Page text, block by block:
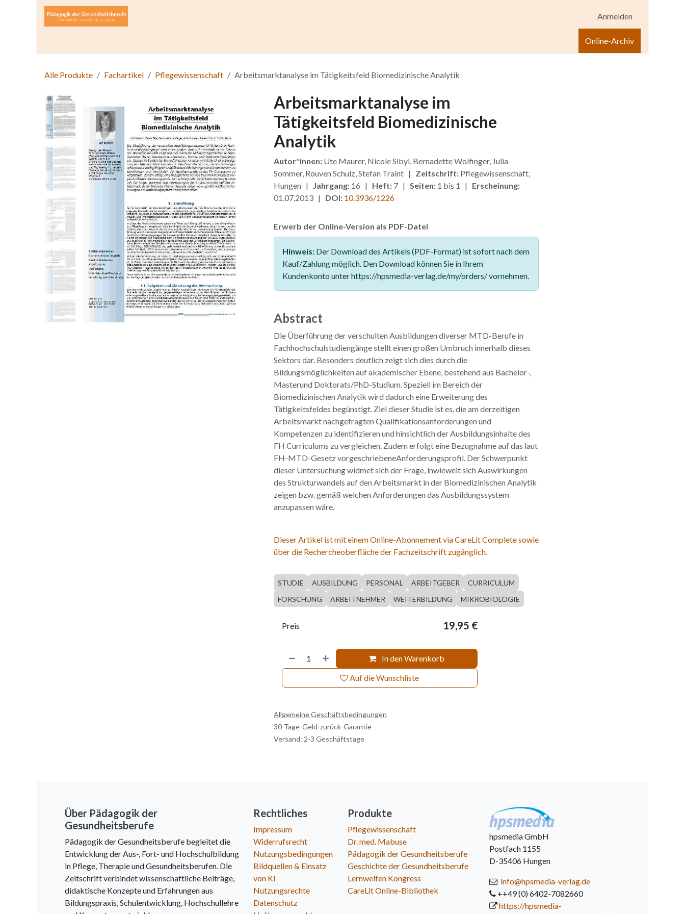
Zum Inhalt springen
Anmelden
Online-Archiv
Alle Produkte Fachartikel Pflegewissenschaft Arbeitsmarktanalyse im Tätigkeitsfeld Biomedizinische Analytik
Arbeitsmarktanalyse im
Tätigkeitsfeld Biomedizinische
Analytik
Autor*innen:Ute Maurer, Nicole Sibyl, Bernadette Wolfinger, Julia
Sommer, Rouven Schulz, Stefan Traint | Zeitschrift:Pflegewissenschaft,
Hungen | Jahrgang:16 | Heft:7 | Seiten:1 bis 1 | Erscheinung:
01.07.2013 | DOI: 10.3936/1226
Erwerb der Online-Version als PDF-Datei
Hinweis:Der Download des Artikels (PDF-Format) ist sofort nach dem
Kauf/Zahlung möglich. Den Download können Sie in Ihrem
Kundenkonto unter https://hpsmedia-verlag.de/my/orders/ vornehmen.
Abstract
Die Überführung der verschulten Ausbildungen diverser MTD-Berufe in
Fachhochschulstudiengänge stellt einen großen Umbruch innerhalb dieses
Sektors dar. Besonders deutlich zeigt sich dies durch die
Bildungsmöglichkeiten auf akademischer Ebene, bestehend aus Bachelor-,
Masterund Doktorats/PhD-Studium. Speziell im Bereich der
Biomedizinischen Analytik wird dadurch eine Erweiterung des
Tätigkeitsfeldes begünstigt. Ziel dieser Studie ist es, die am derzeitigen
Arbeitsmarkt nachgefragten Qualifikationsanforderungen und
Kompetenzen zu identifizieren und hinsichtlich der Ausbildungsinhalte des
FH Curriculums zu vergleichen. Zudem erfolgt eine Bezugnahme auf das laut
FH-MTD-Gesetz vorgeschriebeneAnforderungsprofil. Der Schwerpunkt
dieser Untersuchung widmet sich der Frage, inwieweit sich Auswirkungen
des Strukturwandels auf den Arbeitsmarkt in der Biomedizinischen Analytik
zeigen bzw. gemäß welchen Anforderungen das Ausbildungssystem
anzupassen wäre.
Dieser Artikel ist mit einem Online-Abonnement via CareLit Complete sowie
über die Rechercheoberfläche der Fachzeitschrift zugänglich.
STUDIE AUSBILDUNG PERSONAL ARBEITGEBER
CURRICULUM
FORSCHUNG
ARBEITNEHMER WEITERBILDUNG MIKROBIOLOGIE
In den Warenkorb
Auf die Wunschliste
Preis 19,95 €
Allgemeine Geschäftsbedingungen
30-Tage-Geld-zurück-Garantie
Versand: 2-3 Geschäftstage
Über Pädagogik der
Gesundheitsberufe
Pädagogik der Gesundheitsberufe begleitet die
Entwicklung der Aus-, Fort- und Hochschulbildung
in Pflege, Therapie und Gesundheitsberufen. Die
Zeitschrift verbindet wissenschaftliche Beiträge,
didaktische Konzepte und Erfahrungen aus
Bildungspraxis, Schulentwicklung, Hochschullehre
Rechtliches
Impressum
Widerrufsrecht
Nutzungsbedingungen
Bildquellen & Einsatz
von KI
Nutzungsrechte
Datenschutz
Produkte
Pflegewissenschaft
Dr. med. Mabuse
Pädagogik der Gesundheitsberufe
Geschichte der Gesundheitsberufe
Lernwelten Kongress
CareLit Online-Bibliothek
hpsmedia GmbH
Postfach 1155
D-35406 Hungen
info@hpsmedia-verlag.de
++49 (0) 6402-7082660
https://hpsmedia-